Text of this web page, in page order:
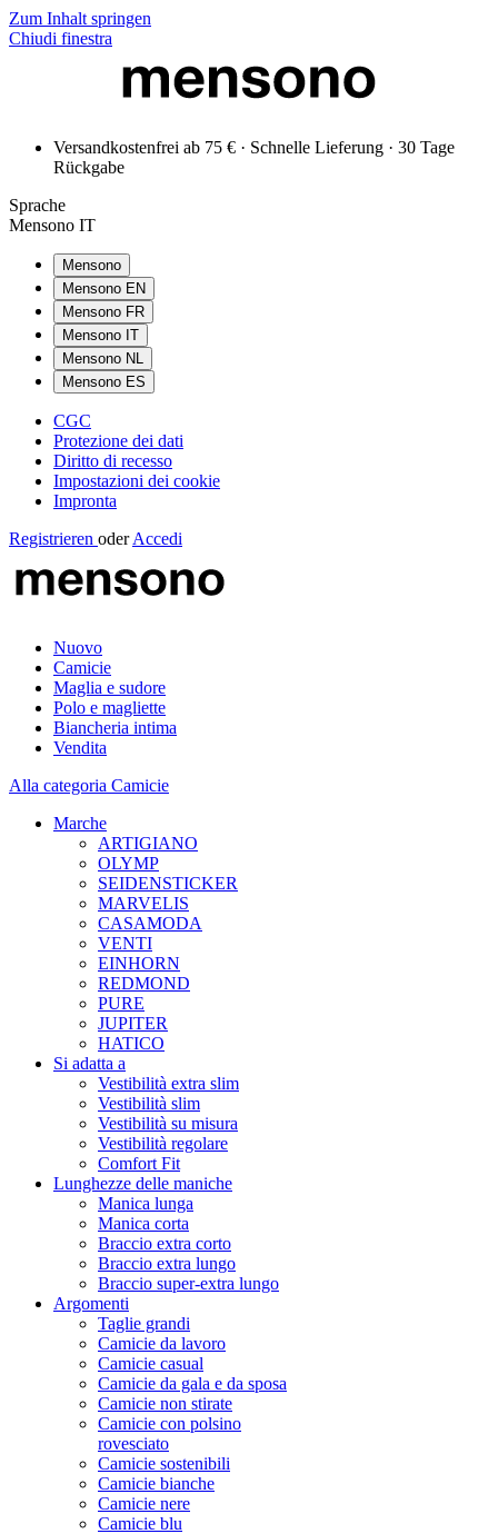
Zum Inhalt springen
Chiudi finestra
Versandkostenfrei ab 75 € · Schnelle Lieferung · 30 Tage
Rückgabe
Sprache
Mensono IT
Mensono
Mensono EN
Mensono FR
Mensono IT
Mensono NL
Mensono ES
CGC
Protezione dei dati
Diritto di recesso
Impostazioni dei cookie
Impronta
Registrieren oder Accedi
Nuovo
Camicie
Maglia e sudore
Polo e magliette
Biancheria intima
Vendita
Alla categoria Camicie
Marche
ARTIGIANO
OLYMP
SEIDENSTICKER
MARVELIS
CASAMODA
VENTI
EINHORN
REDMOND
PURE
JUPITER
HATICO
Si adatta a
Vestibilità extra slim
Vestibilità slim
Vestibilità su misura
Vestibilità regolare
Comfort Fit
Lunghezze delle maniche
Manica lunga
Manica corta
Braccio extra corto
Braccio extra lungo
Braccio super-extra lungo
Argomenti
Taglie grandi
Camicie da lavoro
Camicie casual
Camicie da gala e da sposa
Camicie non stirate
Camicie con polsino
rovesciato
Camicie sostenibili
Camicie bianche
Camicie nere
Camicie blu